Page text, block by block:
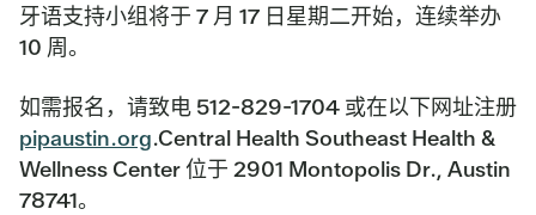
牙语支持小组将于 7 月 17 日星期二开始，连续举办
10 周。
如需报名，请致电 512-829-1704 或在以下网址注册
pipaustin.org.Central Health Southeast Health &
Wellness Center 位于 2901 Montopolis Dr., Austin
78741。